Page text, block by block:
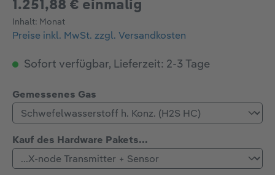
1.251,88 € einmalig
Inhalt: Monat
Preise inkl. MwSt. zzgl. Versandkosten
Sofort verfügbar, Lieferzeit: 2-3 Tage
Gemessenes Gas
Kauf des Hardware Pakets...